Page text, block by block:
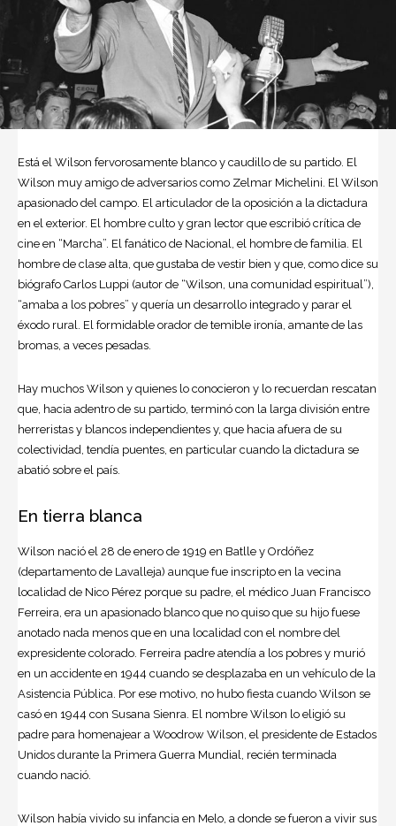
Está el Wilson fervorosamente blanco y caudillo de su partido. El
Wilson muy amigo de adversarios como Zelmar Michelini. El Wilson
apasionado del campo. El articulador de la oposición a la dictadura
en el exterior. El hombre culto y gran lector que escribió crítica de
cine en “Marcha”. El fanático de Nacional, el hombre de familia. El
hombre de clase alta, que gustaba de vestir bien y que, como dice su
biógrafo Carlos Luppi (autor de “Wilson, una comunidad espiritual”),
“amaba a los pobres” y quería un desarrollo integrado y parar el
éxodo rural. El formidable orador de temible ironía, amante de las
bromas, a veces pesadas.
Hay muchos Wilson y quienes lo conocieron y lo recuerdan rescatan
que, hacia adentro de su partido, terminó con la larga división entre
herreristas y blancos independientes y, que hacia afuera de su
colectividad, tendía puentes, en particular cuando la dictadura se
abatió sobre el país.
En tierra blanca
Wilson nació el 28 de enero de 1919 en Batlle y Ordóñez
(departamento de Lavalleja) aunque fue inscripto en la vecina
localidad de Nico Pérez porque su padre, el médico Juan Francisco
Ferreira, era un apasionado blanco que no quiso que su hijo fuese
anotado nada menos que en una localidad con el nombre del
expresidente colorado. Ferreira padre atendía a los pobres y murió
en un accidente en 1944 cuando se desplazaba en un vehículo de la
Asistencia Pública. Por ese motivo, no hubo fiesta cuando Wilson se
casó en 1944 con Susana Sienra. El nombre Wilson lo eligió su
padre para homenajear a Woodrow Wilson , el presidente de Estados
Unidos durante la Primera Guerra Mundial, recién terminada
cuando nació.
Wilson había vivido su infancia en Melo, a donde se fueron a vivir sus